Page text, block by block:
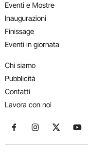
Eventi e Mostre
Inaugurazioni
Finissage
Eventi in giornata
Chi siamo
Pubblicità
Contatti
Lavora con noi
Seguici su Facebook
Seguici su
Seguici